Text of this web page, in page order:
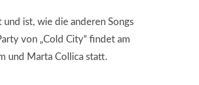
ist, wie die anderen Songs
von „Cold City“ findet am
und Marta Collica statt.